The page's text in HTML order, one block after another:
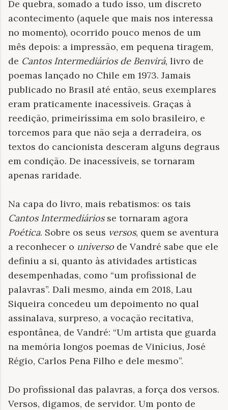
De quebra, somado a tudo isso, um discreto
acontecimento (aquele que mais nos interessa
no momento), ocorrido pouco menos de um
mês depois: a impressão, em pequena tiragem,
de Cantos Intermediários de Benvirá, livro de
poemas lançado no Chile em 1973. Jamais
publicado no Brasil até então, seus exemplares
eram praticamente inacessíveis. Graças à
reedição, primeiríssima em solo brasileiro, e
torcemos para que não seja a derradeira, os
textos do cancionista desceram alguns degraus
em condição. De inacessíveis, se tornaram
apenas raridade.
Na capa do livro, mais rebatismos: os tais
Cantos Intermediáriosse tornaram agora
Poética. Sobre os seus versos, quem se aventura
a reconhecer o universo de Vandré sabe que ele
definiu a si, quanto às atividades artísticas
desempenhadas, como “um profissional de
palavras”. Dali mesmo, ainda em 2018, Lau
Siqueira concedeu um depoimento no qual
assinalava, surpreso, a vocação recitativa,
espontânea, de Vandré: “Um artista que guarda
na memória longos poemas de Vinícius, José
Régio, Carlos Pena Filho e dele mesmo”.
Do profissional das palavras, a força dos versos.
Versos, digamos, de servidor. Um ponto de